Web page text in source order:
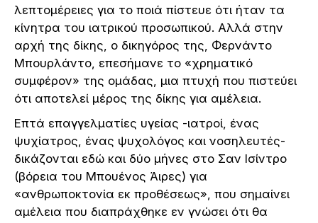
λεπτομέρειες για το ποιά πίστευε ότι ήταν τα
κίνητρα του ιατρικού προσωπικού. Αλλά στην
αρχή της δίκης, ο δικηγόρος της, Φερνάντο
Μπουρλάντο, επεσήμανε το «χρηματικό
συμφέρον» της ομάδας, μια πτυχή που πιστεύει
ότι αποτελεί μέρος της δίκης για αμέλεια.
Επτά επαγγελματίες υγείας -ιατροί, ένας
ψυχίατρος, ένας ψυχολόγος και νοσηλευτές-
δικάζονται εδώ και δύο μήνες στο Σαν Ισίντρο
(βόρεια του Μπουένος Άιρες) για
«ανθρωποκτονία εκ προθέσεως», που σημαίνει
αμέλεια που διαπράχθηκε εν γνώσει ότι θα